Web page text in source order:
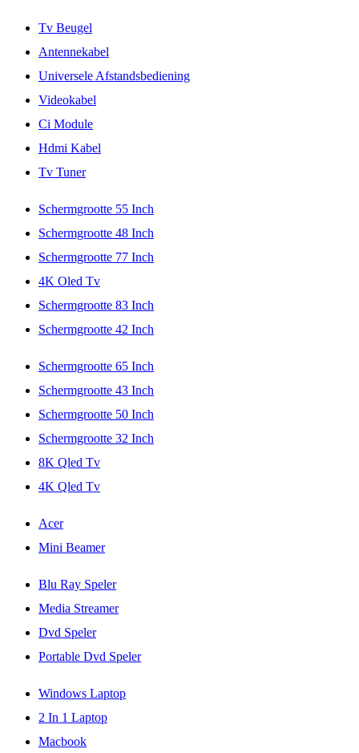
Tv Beugel
Antennekabel
Universele Afstandsbediening
Videokabel
Ci Module
Hdmi Kabel
Tv Tuner
Schermgrootte 55 Inch
Schermgrootte 48 Inch
Schermgrootte 77 Inch
4K Oled Tv
Schermgrootte 83 Inch
Schermgrootte 42 Inch
Schermgrootte 65 Inch
Schermgrootte 43 Inch
Schermgrootte 50 Inch
Schermgrootte 32 Inch
8K Qled Tv
4K Qled Tv
Acer
Mini Beamer
Blu Ray Speler
Media Streamer
Dvd Speler
Portable Dvd Speler
Windows Laptop
2 In 1 Laptop
Macbook